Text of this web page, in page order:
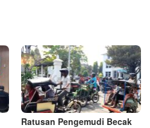
Ratusan Pengemudi Becak